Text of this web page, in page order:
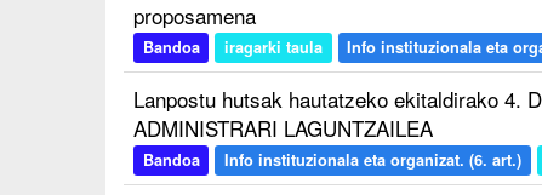
proposamena
Bandoa iragarki taula Info instituzionala eta
Lanpostu hutsak hautatzeko ekitaldirako 4.
ADMINISTRARI LAGUNTZAILEA
Bandoa Info instituzionala eta organizat. (6. art.)